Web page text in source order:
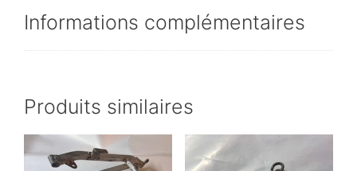
Informations complémentaires
Produits similaires